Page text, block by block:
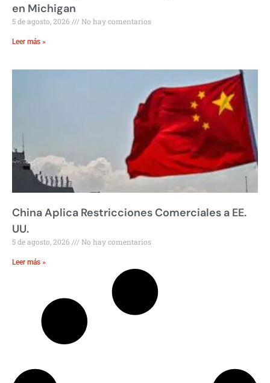
en Michigan
5 de agosto, 2026 No hay comentarios
Leer más »
China Aplica Restricciones Comerciales a EE.
UU.
5 de agosto, 2026 No hay comentarios
Leer más »